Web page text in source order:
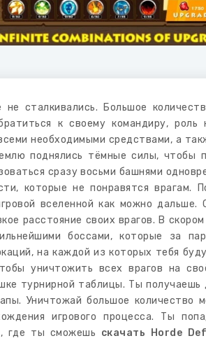
сталкивались. Большое
к своему командиру, роль
необходимыми средствами, а
поднялись тёмные силы, чтобы
сразу восьми башнями
которые не понравятся врагам.
вселенной как можно дальше.
расстояние своих врагов. В скором
боссами, которые за
на каждой из которых тебя
уничтожить всех врагов на
турнирной таблицы. Ты получаешь
Уничтожай большое количество
игрового процесса. Ты
где ты сможешь скачать Horde